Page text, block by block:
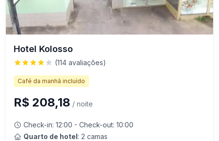
Hotel Kolosso
(114 avaliações)
Café da manhã incluído
R$ 208,18 / noite
Check-in: 12:00 - Check-out: 10:00
Quarto de hotel: 2 camas